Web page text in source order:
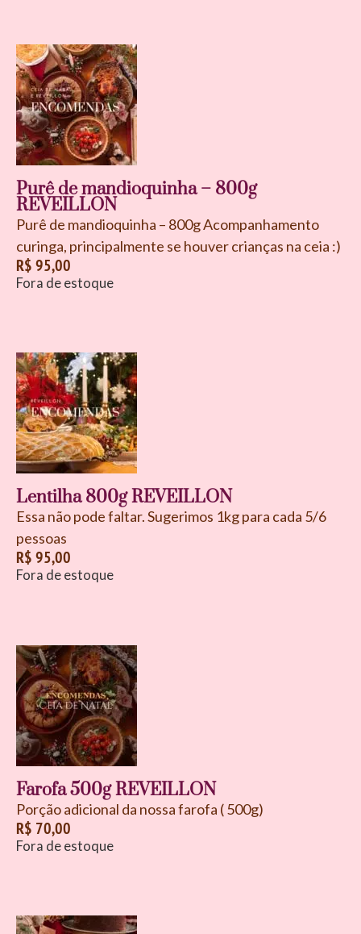
Purê de mandioquinha – 800g
REVEILLON
Purê de mandioquinha – 800g Acompanhamento
curinga, principalmente se houver crianças na ceia :)
R$95,00
Fora de estoque
Lentilha 800g REVEILLON
Essa não pode faltar. Sugerimos 1kg para cada 5/6
pessoas
R$95,00
Fora de estoque
Farofa 500g REVEILLON
Porção adicional da nossa farofa ( 500g)
R$ 70,00
Fora de estoque